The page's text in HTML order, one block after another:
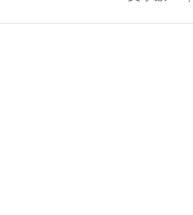
驚いて、少しだけ心が温かくな